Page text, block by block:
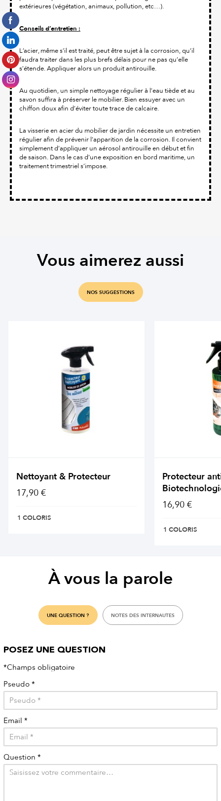
extérieures (végétation, animaux, pollution, etc…).
Conseils d’entretien :
L’acier, même s’il est traité, peut être sujet à la corrosion, qu’il
faudra traiter dans les plus brefs délais pour ne pas qu’elle
s’étende. Appliquer alors un produit antirouille.
Au quotidien, un simple nettoyage régulier à l’eau tiède et au
savon suffira à préserver le mobilier. Bien essuyer avec un
chiffon doux afin d’éviter toute trace de calcaire.
La visserie en acier du mobilier de jardin nécessite un entretien
régulier afin de prévenir l’apparition de la corrosion. Il convient
simplement d’appliquer un aérosol antirouille en début et fin
de saison. Dans le cas d’une exposition en bord maritime, un
traitement trimestriel s’impose.
Vous aimerez aussi
NOS SUGGESTIONS
Nettoyant & Protecteur
17,90 €
1 COLORIS
Protecteur
16,90 €
1 COLORIS
À vous la parole
UNE QUESTION ? NOTES DES INTERNAUTES
POSEZ UNE QUESTION
*Champs obligatoire
Pseudo *
Email *
Question *